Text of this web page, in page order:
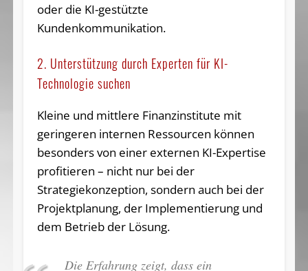
oder die KI-gestützte
Kundenkommunikation.
2. Unterstützung durch Experten für KI-
Technologie suchen
Kleine und mittlere Finanzinstitute mit
geringeren internen Ressourcen können
besonders von einer externen KI-Expertise
profitieren – nicht nur bei der
Strategiekonzeption, sondern auch bei der
Projektplanung, der Implementierung und
dem Betrieb der Lösung.
Die Erfahrung zeigt, dass ein